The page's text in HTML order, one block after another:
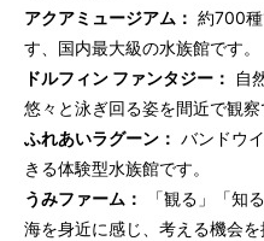
アクアミュージアム： 約700
す、国内最大級の水族館です。
ドルフィン ファンタジー：
自
悠々と泳ぎ回る姿を間近で観察
ふれあいラグーン： バンドウ
きる体験型水族館です。
うみファーム：
「観る」「知
海を身近に感じ、考える機会を